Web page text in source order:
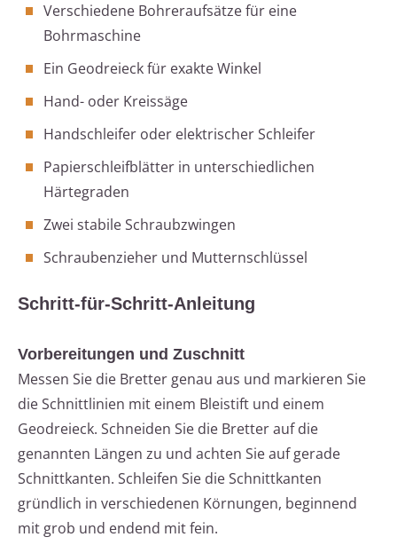
Verschiedene Bohreraufsätze für eine
Bohrmaschine
Ein Geodreieck für exakte Winkel
Hand- oder Kreissäge
Handschleifer oder elektrischer Schleifer
Papierschleifblätter in unterschiedlichen
Härtegraden
Zwei stabile Schraubzwingen
Schraubenzieher und Mutternschlüssel
Schritt-für-Schritt-Anleitung
Vorbereitungen und Zuschnitt
Messen Sie die Bretter genau aus und markieren Sie
die Schnittlinien mit einem Bleistift und einem
Geodreieck. Schneiden Sie die Bretter auf die
genannten Längen zu und achten Sie auf gerade
Schnittkanten. Schleifen Sie die Schnittkanten
gründlich in verschiedenen Körnungen, beginnend
mit grob und endend mit fein.